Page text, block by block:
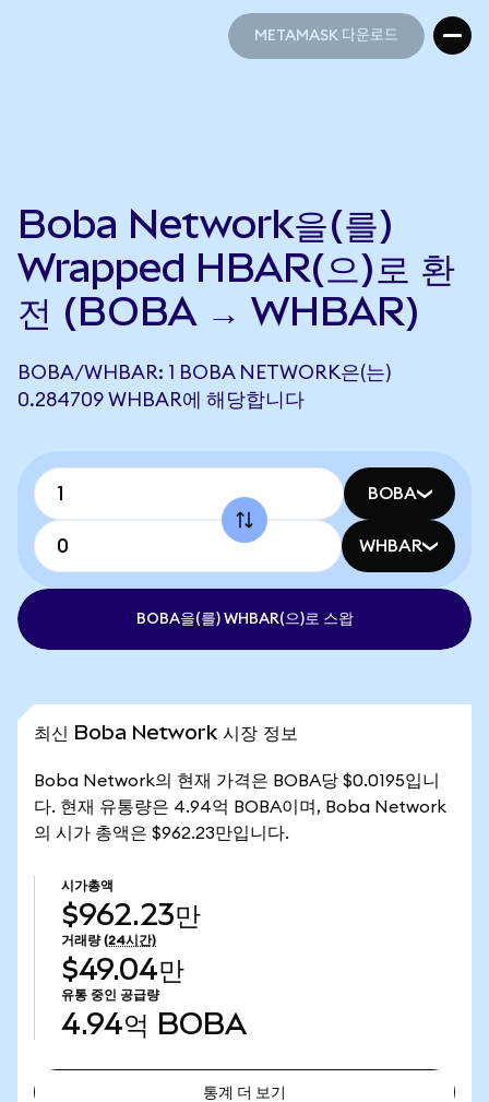
METAMASK 다운로드
Boba Network을(를)
Wrapped HBAR(으)로 환
전 (BOBA → WHBAR)
BOBA/WHBAR: 1 BOBA NETWORK은(는)
0.284709 WHBAR에 해당합니다
BOBA
WHBAR
BOBA을(를) WHBAR(으)로 스왑
최신 Boba Network 시장 정보
Boba Network의 현재 가격은 BOBA당 $0.0195입니
다. 현재 유통량은 4.94억 BOBA이며, Boba Network
의 시가 총액은 $962.23만입니다.
시가총액
$962.23만
거래량 (24시간)
$49.04만
유통 중인 공급량
4.94억 BOBA
통계 더 보기